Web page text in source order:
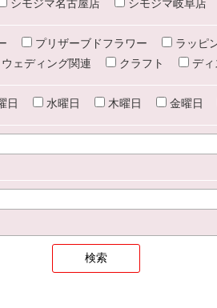
シモジマ名古屋店 シモジマ岐阜店
プリザーブドフラワー ラッピ
ウェディング関連 クラフト ディ
日 水曜日 木曜日 金曜日